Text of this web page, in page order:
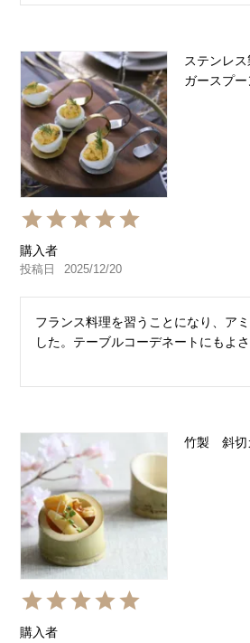
ステンレ
ガースプー
購入者
投稿日 2025/12/20
フランス料理を習うことになり、ア
した。テーブルコーデネートにもよさ
竹製 斜切
購入者